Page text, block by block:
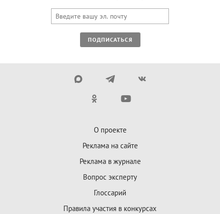
ПОДПИСАТЬСЯ
О проекте
Реклама на сайте
Реклама в журнале
Вопрос эксперту
Глоссарий
Правила участия в конкурсах